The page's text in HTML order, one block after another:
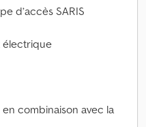
d’accès SARIS
électrique
combinaison avec la